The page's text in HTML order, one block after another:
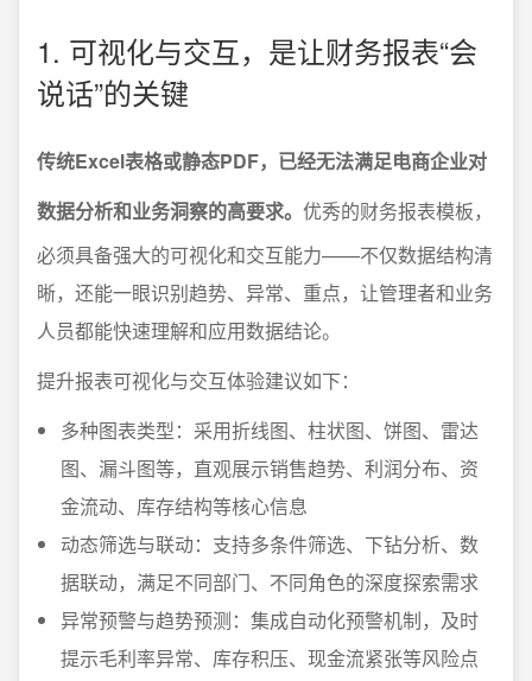
1. 可视化与交互，是让财务报表“会
说话”的关键
传统Excel表格或静态PDF，已经无法满足电商企业对
数据分析和业务洞察的高要求。 优秀的财务报表模板，
必须具备强大的可视化和交互能力——不仅数据结构清
晰，还能一眼识别趋势、异常、重点，让管理者和业务
人员都能快速理解和应用数据结论。
提升报表可视化与交互体验建议如下：
多种图表类型：采用折线图、柱状图、饼图、雷达
图、漏斗图等，直观展示销售趋势、利润分布、资
金流动、库存结构等核心信息
动态筛选与联动：支持多条件筛选、下钻分析、数
据联动，满足不同部门、不同角色的深度探索需求
异常预警与趋势预测：集成自动化预警机制，及时
提示毛利率异常、库存积压、现金流紧张等风险点